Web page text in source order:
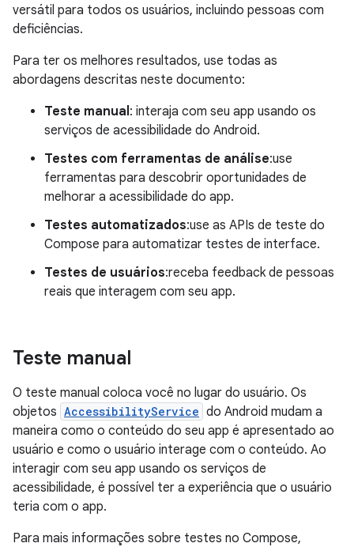
versátil para todos os usuários, incluindo pessoas com
deficiências.
Para ter os melhores resultados, use todas as
abordagens descritas neste documento:
Teste manual: interaja com seu app usando os
serviços de acessibilidade do Android.
Testes com ferramentas de análise:use
ferramentas para descobrir oportunidades de
melhorar a acessibilidade do app.
Testes automatizados:use as APIs de teste do
Compose para automatizar testes de interface.
Testes de usuários:receba feedback de pessoas
reais que interagem com seu app.
Teste manual
O teste manual coloca você no lugar do usuário. Os
objetos AccessibilityService do Android mudam a
maneira como o conteúdo do seu app é apresentado ao
usuário e como o usuário interage com o conteúdo. Ao
interagir com seu app usando os serviços de
acessibilidade, é possível ter a experiência que o usuário
teria com o app.
Para mais informações sobre testes no Compose,